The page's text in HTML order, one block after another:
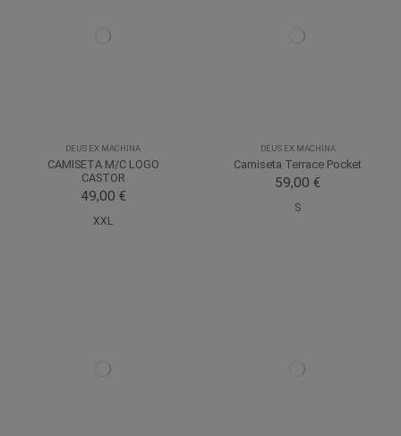
DEUS EX MACHINA
CAMISETA M/C LOGO
CASTOR
49,00 €
XXL
DEUS EX MACHINA
Camiseta Terrace Pocket
59,00 €
S